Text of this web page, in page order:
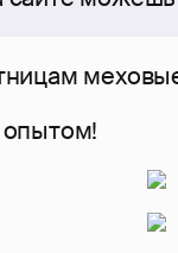
опытом!